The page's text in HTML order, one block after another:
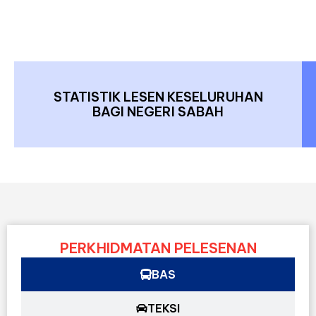
STATISTIK LESEN KESELURUHAN
BAGI NEGERI SABAH
PERKHIDMATAN PELESENAN
BAS
TEKSI